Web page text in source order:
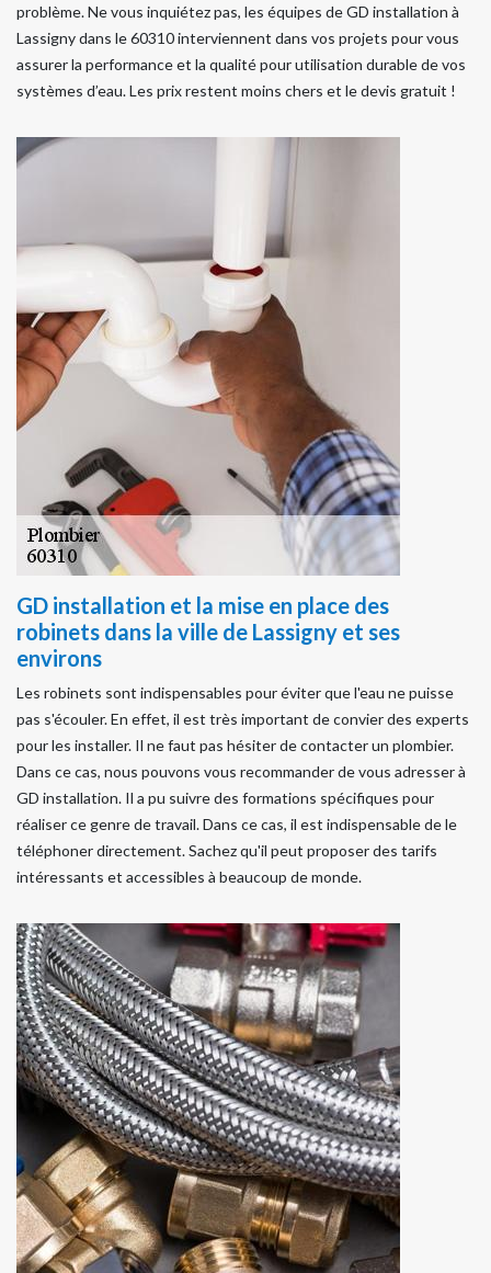
problème. Ne vous inquiétez pas, les équipes de GD installation à
Lassigny dans le 60310 interviennent dans vos projets pour vous
assurer la performance et la qualité pour utilisation durable de vos
systèmes d’eau. Les prix restent moins chers et le devis gratuit !
GD installation et la mise en place des
robinets dans la ville de Lassigny et ses
environs
Les robinets sont indispensables pour éviter que l'eau ne puisse
pas s'écouler. En effet, il est très important de convier des experts
pour les installer. Il ne faut pas hésiter de contacter un plombier.
Dans ce cas, nous pouvons vous recommander de vous adresser à
GD installation. Il a pu suivre des formations spécifiques pour
réaliser ce genre de travail. Dans ce cas, il est indispensable de le
téléphoner directement. Sachez qu'il peut proposer des tarifs
intéressants et accessibles à beaucoup de monde.